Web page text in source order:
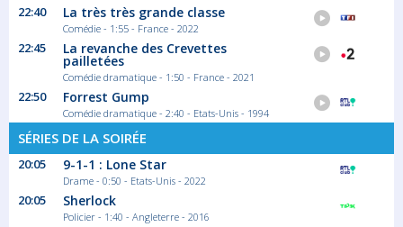
22:40 La très très grande classe
Comédie - 1:55 - France - 2022
22:45 La revanche des Crevettes
pailletées
Comédie dramatique - 1:50 - France - 2021
22:50 Forrest Gump
Comédie dramatique - 2:40 - Etats-Unis - 1994
SÉRIES DE LA SOIRÉE
20:05 9-1-1 : Lone Star
Drame - 0:50 - Etats-Unis - 2022
20:05 Sherlock
Policier - 1:40 - Angleterre - 2016